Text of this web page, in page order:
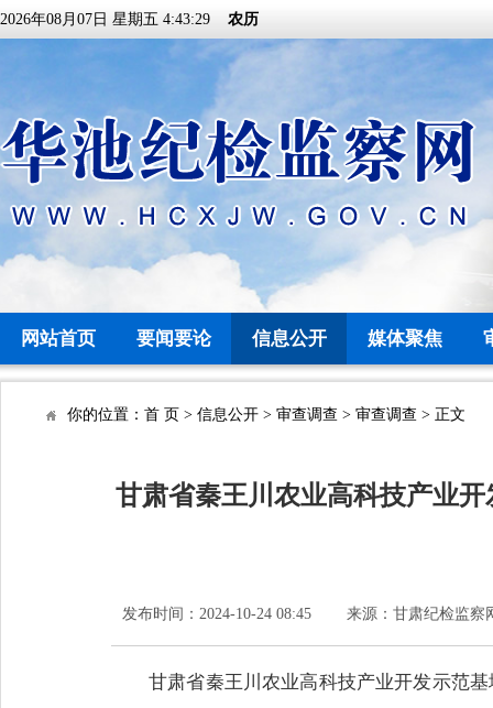
2026年08月07日 星期五 4:43:29 农历
网站首页 要闻要论 信息公开 媒体聚焦
你的位置： 首 页 > 信息公开 > 审查调查 > 审查调查 > 正文
甘肃省秦王川农业高科技产业
发布时间： 2024-10-24 08:45 来源： 甘肃纪检监
甘肃省秦王川农业高科技产业开发示范